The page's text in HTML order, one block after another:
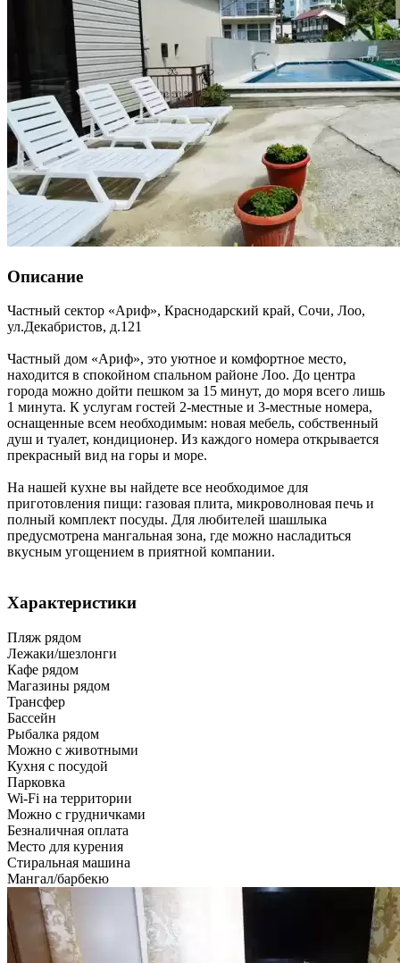
Описание
Частный сектор «Ариф», Краснодарский край, Сочи, Лоо,
ул.Декабристов, д.121
Частный дом «Ариф», это уютное и комфортное место,
находится в спокойном спальном районе Лоо. До центра
города можно дойти пешком за 15 минут, до моря всего лишь
1 минута. К услугам гостей 2-местные и 3-местные номера,
оснащенные всем необходимым: новая мебель, собственный
душ и туалет, кондиционер. Из каждого номера открывается
прекрасный вид на горы и море.
На нашей кухне вы найдете все необходимое для
приготовления пищи: газовая плита, микроволновая печь и
полный комплект посуды. Для любителей шашлыка
предусмотрена мангальная зона, где можно насладиться
вкусным угощением в приятной компании.
Характеристики
Пляж рядом
Лежаки/шезлонги
Кафе рядом
Магазины рядом
Трансфер
Бассейн
Рыбалка рядом
Можно с животными
Кухня с посудой
Парковка
Wi-Fi на территории
Можно с грудничками
Безналичная оплата
Место для курения
Стиральная машина
Мангал/барбекю